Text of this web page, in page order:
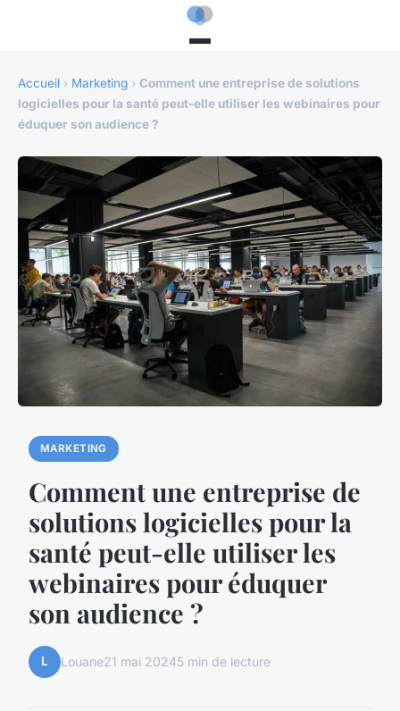
Accueil › Marketing › Comment une entreprise de solutions
logicielles pour la santé peut-elle utiliser les webinaires pour
éduquer son audience ?
MARKETING
Comment une entreprise de
solutions logicielles pour la
santé peut-elle utiliser les
webinaires pour éduquer
son audience ?
L Louane21 mai 20245 min de lecture